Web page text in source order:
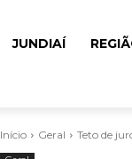
JUNDIAÍ
Início Geral Teto de